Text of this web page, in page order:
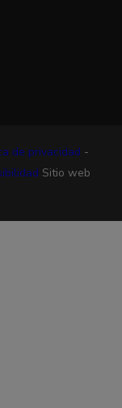
de privacidad -
Sitio web